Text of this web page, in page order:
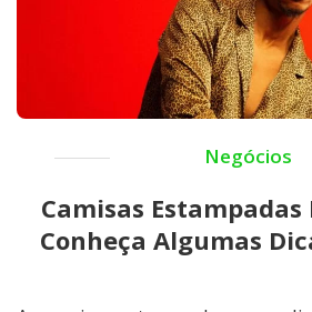
Negócios
Camisas
Conheça Algumas